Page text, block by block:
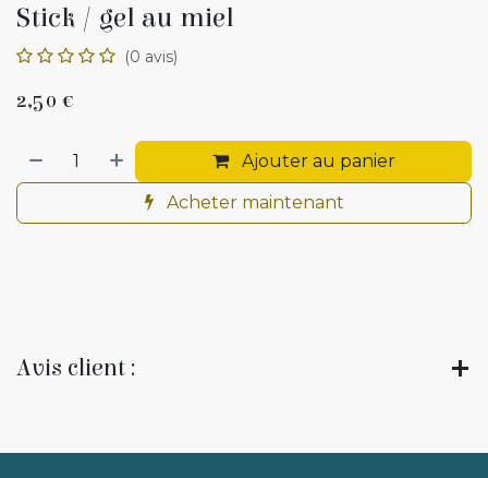
Stick / gel au miel
(0 avis)
2,50 €
Ajouter au panier
Acheter maintenant
Avis client :